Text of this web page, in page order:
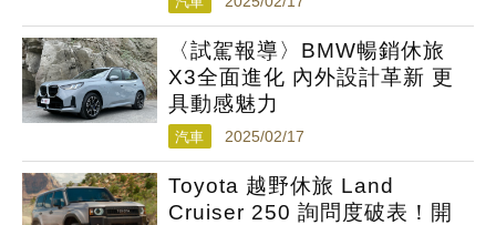
〈試駕報導〉BMW暢銷休旅
X3全面進化 內外設計革新 更
具動感魅力
汽車 2025/02/17
Toyota 越野休旅 Land
Cruiser 250 詢問度破表！開